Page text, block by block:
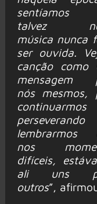
sentíamos
talvez
música nunca
ser ouvida.
canção como
mensagem
nós mesmos,
continuarmos
lembrarmos
nos
difíceis,
ali uns
outros”,